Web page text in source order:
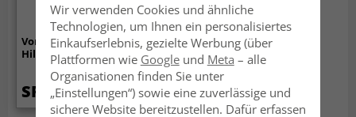
Vorhänge - Spitzenvorhang
Hilma (cremefarben)
SFr. 22.99
Wir verwenden Cookies und ähnliche
Technologien, um Ihnen ein personalisiertes
Einkaufserlebnis, gezielte Werbung (über
Plattformen wie Googleund Meta – alle
Organisationen finden Sie unter
„Einstellungen“) sowie eine zuverlässige und
sichere Website bereitzustellen. Dafür erfassen